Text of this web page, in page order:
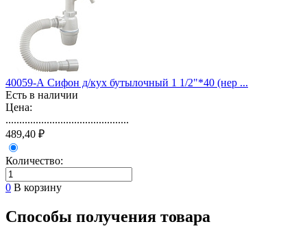
40059-А Сифон д/кух бутылочный 1 1/2"*40 (нер ...
Есть в наличии
Цена:
.............................................
489,40 ₽
Количество:
0 В корзину
Способы получения товара